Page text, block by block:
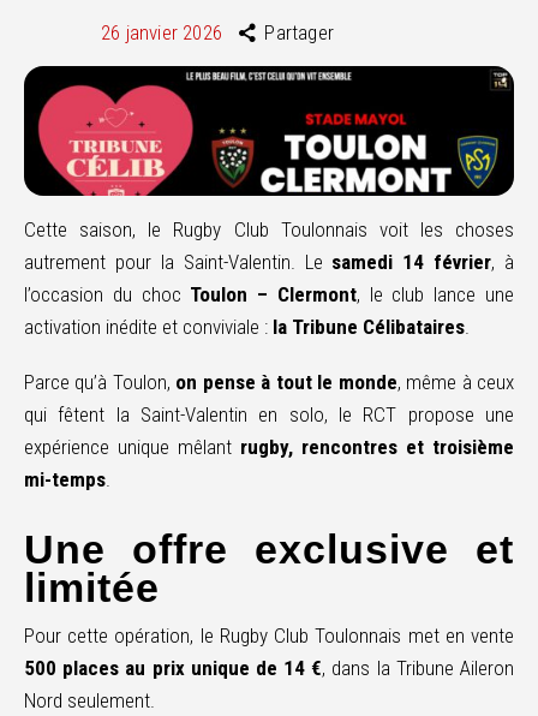
26 janvier 2026 Partager
Cette saison, le Rugby Club Toulonnais voit les choses
autrement pour la Saint-Valentin. Le samedi 14 février, à
l’occasion du choc Toulon – Clermont, le club lance une
activation inédite et conviviale : la Tribune Célibataires.
Parce qu’à Toulon, on pense à tout le monde, même à ceux
qui fêtent la Saint-Valentin en solo, le RCT propose une
expérience unique mêlant rugby, rencontres et troisième
mi-temps
Une offre exclusive et
limitée
Pour cette opération, le Rugby Club Toulonnais met en vente
500 places au prix unique de 14 €, dans la Tribune Aileron
Nord seulement.